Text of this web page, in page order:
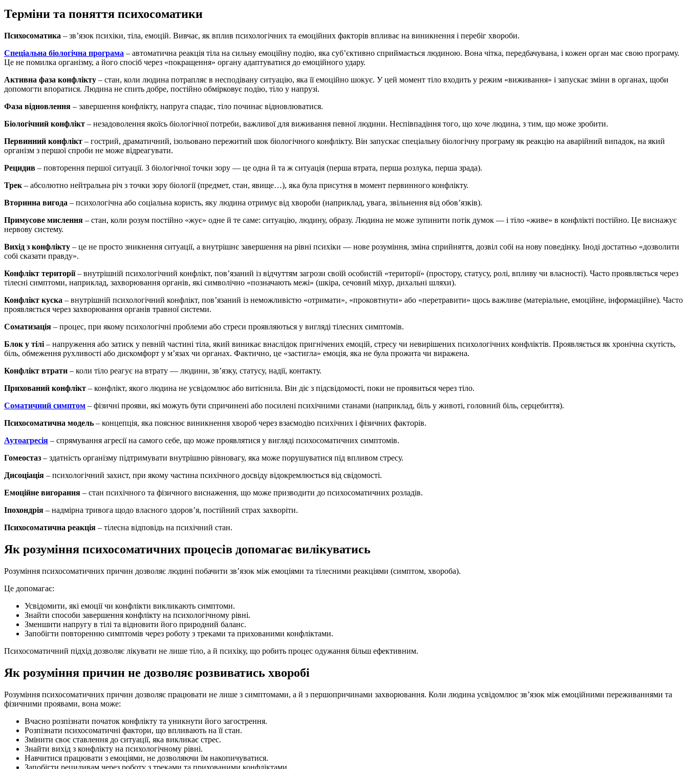
Терміни та поняття психосоматики
Психосоматика – звʼязок психіки, тіла, емоцій. Вивчає, як вплив психологічних та емоційних факторів впливає на виникнення і перебіг хвороби.
Спеціальна біологічна програма – автоматична реакція тіла на сильну емоційну подію, яка субʼєктивно сприймається людиною. Вона чітка, передбачувана, і кожен орган має свою програму.
Це не помилка організму, а його спосіб через «покращення» органу адаптуватися до емоційного удару.
Активна фаза конфлікту – стан, коли людина потрапляє в несподівану ситуацію, яка її емоційно шокує. У цей момент тіло входить у режим «виживання» і запускає зміни в органах, щоби
допомогти впоратися. Людина не спить добре, постійно обмірковує подію, тіло у напрузі.
Фаза відновлення – завершення конфлікту, напруга спадає, тіло починає відновлюватися.
Біологічний конфлікт – незадоволення якоїсь біологічної потреби, важливої для виживання певної людини. Неспівпадіння того, що хоче людина, з тим, що може зробити.
Первинний конфлікт – гострий, драматичний, ізольовано пережитий шок біологічного конфлікту. Він запускає спеціальну біологічну програму як реакцію на аварійний випадок, на який
організм з першої спроби не може відреагувати.
Рецидив – повторення першої ситуації. З біологічної точки зору — це одна й та ж ситуація (перша втрата, перша розлука, перша зрада).
Трек – абсолютно нейтральна річ з точки зору біології (предмет, стан, явище…), яка була присутня в момент первинного конфлікту.
Вторинна вигода – психологічна або соціальна користь, яку людина отримує від хвороби (наприклад, увага, звільнення від обов’язків).
Примусове мислення – стан, коли розум постійно «жує» одне й те саме: ситуацію, людину, образу. Людина не може зупинити потік думок — і тіло «живе» в конфлікті постійно. Це виснажує
нервову систему.
Вихід з конфлікту – це не просто зникнення ситуації, а внутрішнє завершення на рівні психіки — нове розуміння, зміна сприйняття, дозвіл собі на нову поведінку. Іноді достатньо «дозволити
собі сказати правду».
Конфлікт території– внутрішній психологічний конфлікт, пов’язаний із відчуттям загрози своїй особистій «території» (простору, статусу, ролі, впливу чи власності). Часто проявляється через
тілесні симптоми, наприклад, захворювання органів, які символічно «позначають межі» (шкіра, сечовий міхур, дихальні шляхи).
Конфлікт куска – внутрішній психологічний конфлікт, пов’язаний із неможливістю «отримати», «проковтнути» або «перетравити» щось важливе (матеріальне, емоційне, інформаційне). Часто
проявляється через захворювання органів травної системи.
Соматизація – процес, при якому психологічні проблеми або стреси проявляються у вигляді тілесних симптомів.
Блок у тілі – напруження або затиск у певній частині тіла, який виникає внаслідок пригнічених емоцій, стресу чи невирішених психологічних конфліктів. Проявляється як хронічна скутість,
біль, обмеження рухливості або дискомфорт у м’язах чи органах. Фактично, це «застигла» емоція, яка не була прожита чи виражена.
Конфлікт втрати – коли тіло реагує на втрату — людини, зв’язку, статусу, надії, контакту.
Прихований конфлікт – конфлікт, якого людина не усвідомлює або витіснила. Він діє з підсвідомості, поки не проявиться через тіло.
Соматичний симптом – фізичні прояви, які можуть бути спричинені або посилені психічними станами (наприклад, біль у животі, головний біль, серцебиття).
Психосоматична модель – концепція, яка пояснює виникнення хвороб через взаємодію психічних і фізичних факторів.
Аутоагресія – спрямування агресії на самого себе, що може проявлятися у вигляді психосоматичних симптомів.
Гомеостаз – здатність організму підтримувати внутрішню рівновагу, яка може порушуватися під впливом стресу.
Дисоціація – психологічний захист, при якому частина психічного досвіду відокремлюється від свідомості.
Емоційне вигорання – стан психічного та фізичного виснаження, що може призводити до психосоматичних розладів.
Іпохондрія – надмірна тривога щодо власного здоров’я, постійний страх захворіти.
Психосоматична реакція – тілесна відповідь на психічний стан.
Як розуміння психосоматичних процесів допомагає вилікуватись
Розуміння психосоматичних причин дозволяє людині побачити зв’язок між емоціями та тілесними реакціями (симптом, хвороба).
Це допомагає:
Усвідомити, які емоції чи конфлікти викликають симптоми.
Знайти способи завершення конфлікту на психологічному рівні.
Зменшити напругу в тілі та відновити його природний баланс.
Запобігти повторенню симптомів через роботу з треками та прихованими конфліктами.
Психосоматичний підхід дозволяє лікувати не лише тіло, а й психіку, що робить процес одужання більш ефективним.
Як розуміння причин не дозволяє розвиватись хворобі
Розуміння психосоматичних причин дозволяє працювати не лише з симптомами, а й з першопричинами захворювання. Коли людина усвідомлює зв’язок між емоційними переживаннями та
фізичними проявами, вона може:
Вчасно розпізнати початок конфлікту та уникнути його загострення.
Розпізнати психосоматичні фактори, що впливають на її стан.
Змінити своє ставлення до ситуації, яка викликає стрес.
Знайти вихід з конфлікту на психологічному рівні.
Навчитися працювати з емоціями, не дозволяючи їм накопичуватися.
Запобігти рецидивам через роботу з треками та прихованими конфліктами.